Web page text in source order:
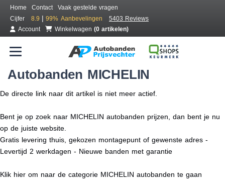
Home Contact
Vaak gestelde vragen
Cijfer
8.9 | 99% Aanbevelingen
5403 Reviews
Account
Winkelwagen (0 artikelen)
Autobanden MICHELIN
De directe link naar dit artikel is niet meer actief.
Bent je op zoek naar MICHELIN autobanden prijzen, dan bent je nu
op de juiste website.
Gratis levering thuis, gekozen montagepunt of gewenste adres -
Levertijd 2 werkdagen - Nieuwe banden met garantie
Klik hier om naar de categorie MICHELIN autobanden te gaan